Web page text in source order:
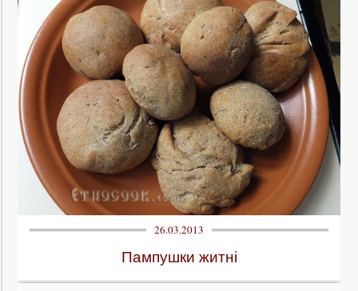
26.03.2013
Пампушки житні